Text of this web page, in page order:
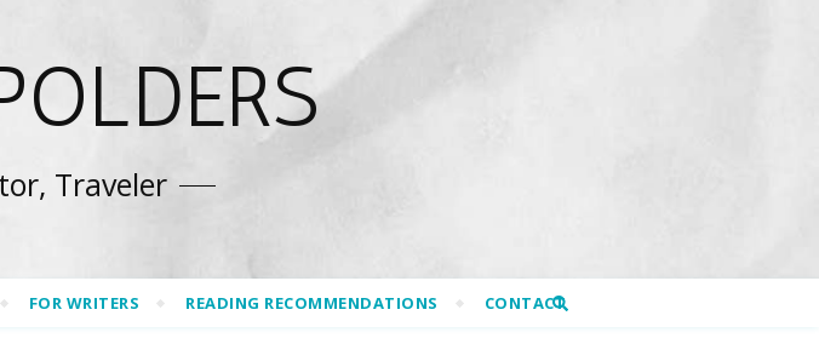
Traveler
FOR WRITERS READING RECOMMENDATIONS CONTACT